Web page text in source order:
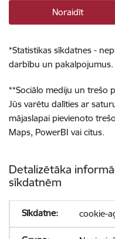
Noraidīt
*Statistikas sīkdatnes -
darbību un pakalpojumus.
**Sociālo mediju un trešo
Jūs varētu dalīties ar
mājaslapai pievienoto
Maps, PowerBI vai citus.
Detalizētāka
sīkdatnēm
cookie-